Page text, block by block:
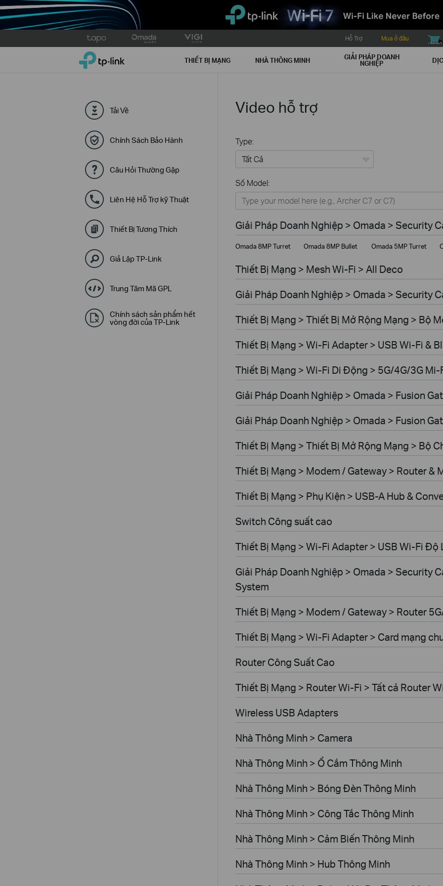
to
Hỗ Trợ Mua ở đâu
buy icon
TP-Link, Reliably Smart THIẾT BỊ MẠNG NHÀ THÔNG MINH GIẢI PHÁP DOANH
NGHIỆP
Tải Về
Chính Sách Bảo Hành
Câu Hỏi Thường Gặp
Liên Hệ Hỗ Trợ kỹ Thuật
Thiết Bị Tương Thích
Giả Lập TP-Link
Trung Tâm Mã GPL
Chính sách sản phẩm hết
vòng đời của TP-Link
Video hỗ trợ
Type:
Tất Cả
Thiết Bị Mạng
Nhà Thông Minh
Giải Pháp Doanh Nghiệp
Dịch Vụ Viễn Thông
Số Model:
Giải Pháp Doanh Nghiệp > Omada > Security
Omada 8MP Turret Omada 8MP Bullet Omada 5MP Turret
Thiết Bị Mạng > Mesh Wi-Fi > All Deco
Giải Pháp Doanh Nghiệp > Omada > Security
Thiết Bị Mạng > Thiết Bị Mở Rộng Mạng > Bộ
Thiết Bị Mạng > Wi-Fi Adapter > USB Wi-Fi &
Thiết Bị Mạng > Wi-Fi Di Động > 5G/4G/3G Mi-
Giải Pháp Doanh Nghiệp > Omada > Fusion
Giải Pháp Doanh Nghiệp > Omada > Fusion
Thiết Bị Mạng > Thiết Bị Mở Rộng Mạng > Bộ
Thiết Bị Mạng > Modem / Gateway > Router &
Thiết Bị Mạng > Phụ Kiện > USB-A Hub &
Switch Công suất cao
Thiết Bị Mạng > Wi-Fi Adapter > USB Wi-Fi Độ
Giải Pháp Doanh Nghiệp > Omada > Security
System
Thiết Bị Mạng > Modem / Gateway > Router
Thiết Bị Mạng > Wi-Fi Adapter > Card mạng
Router Công Suất Cao
Thiết Bị Mạng > Router Wi-Fi > Tất cả Router
Wireless USB Adapters
Nhà Thông Minh > Camera
Nhà Thông Minh > Ổ Cắm Thông Minh
Nhà Thông Minh > Bóng Đèn Thông Minh
Nhà Thông Minh > Công Tắc Thông Minh
Nhà Thông Minh > Cảm Biến Thông Minh
Nhà Thông Minh > Hub Thông Minh